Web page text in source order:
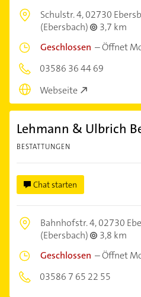
Schulstr. 4,02730
(Ebersbach)
3,7 km
Geschlossen –Öffnet
03586 36 44 69
Webseite
Lehmann & Ulbrich
BESTATTUNGEN
Chat starten
Bahnhofstr. 4,02730
(Ebersbach)
3,8 km
Geschlossen –Öffnet
03586 7 65 22 55